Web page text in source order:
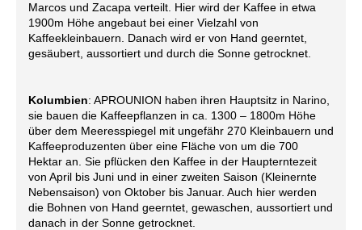
Marcos und Zacapa verteilt. Hier wird der Kaffee in etwa
1900m Höhe angebaut bei einer Vielzahl von
Kaffeekleinbauern. Danach wird er von Hand geerntet,
gesäubert, aussortiert und durch die Sonne getrocknet.
Kolumbien: APROUNION haben ihren Hauptsitz in Narino,
sie bauen die Kaffeepflanzen in ca. 1300 – 1800m Höhe
über dem Meeresspiegel mit ungefähr 270 Kleinbauern und
Kaffeeproduzenten über eine Fläche von um die 700
Hektar an. Sie pflücken den Kaffee in der Haupterntezeit
von April bis Juni und in einer zweiten Saison (Kleinernte
Nebensaison) von Oktober bis Januar. Auch hier werden
die Bohnen von Hand geerntet, gewaschen, aussortiert und
danach in der Sonne getrocknet.